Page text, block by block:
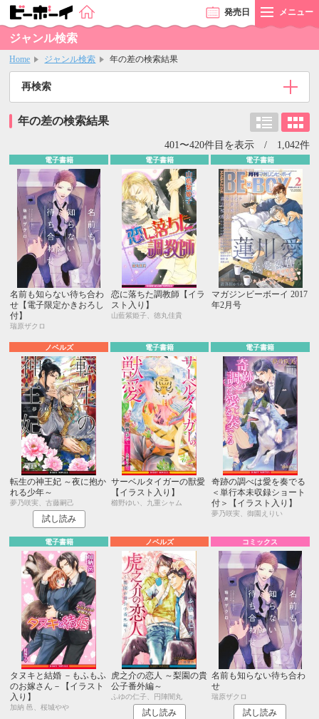
発売日 メニュー
ジャンル検索
Home ジャンル検索 年の差の検索結果
再検索
年の差の検索結果
401〜420件目を表示 / 1,042件
電子書籍
名前も知らない待ち合わ
せ【電子限定かきおろし
付】
瑞原ザクロ
電子書籍
恋に落ちた調教師【イラ
スト入り】
山藍紫姫子、徳丸佳貴
電子書籍
マガジンビーボーイ 2017
年2月号
ノベルズ
転生の神王妃 ～夜に抱か
れる少年～
夢乃咲実、古藤嗣己
試し読み
電子書籍
サーベルタイガーの獣愛
【イラスト入り】
櫛野ゆい、九重シャム
電子書籍
奇跡の調べは愛を奏でる
＜単行本未収録ショート
付＞【イラスト入り】
夢乃咲実、御園えりい
電子書籍
タヌキと結婚 －もふもふ
のお嫁さん－【イラスト
入り】
加納 邑、桜城やや
ノベルズ
虎之介の恋人 ～梨園の貴
公子番外編～
ふゆの仁子、円陣闇丸
試し読み
コミックス
名前も知らない待ち合わ
せ
瑞原ザクロ
試し読み